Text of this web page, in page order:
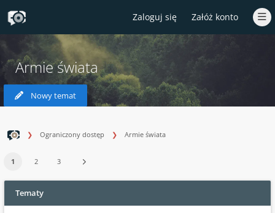
Zaloguj się Załóż konto
Armie świata
Nowy temat
Ograniczony dostęp Armie świata
1 2 3
Tematy